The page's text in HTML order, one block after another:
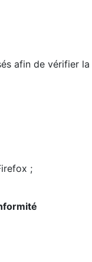
afin de vérifier
;